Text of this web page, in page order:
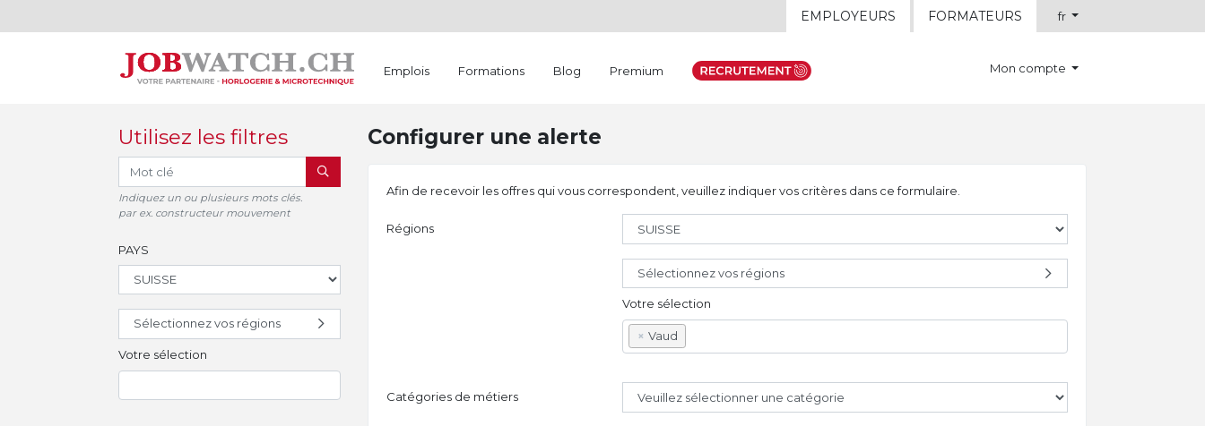
EMPLOYEURS FORMATEURS fr
Emplois Formations Blog Premium Mon compte
Utilisez les filtres
RECHERCHER
Indiquez un ou plusieurs mots clés.
par ex. constructeur mouvement
PAYS
Sélectionnez vos régions
Votre sélection
Configurer une alerte
Afin de recevoir les offres qui vous correspondent, veuillez indiquer vos critères dans ce formulaire.
Régions
Sélectionnez vos régions
Votre sélection
× Vaud
Catégories de métiers